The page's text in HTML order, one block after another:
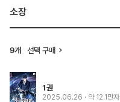
소장
9개 선택 구매
1권
2025.06.26 · 약 12.1만자